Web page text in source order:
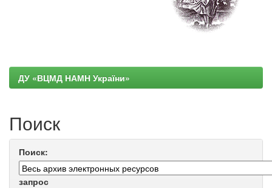
ДУ «ВЦМД НАМН України»
Поиск
Поиск:
запрос